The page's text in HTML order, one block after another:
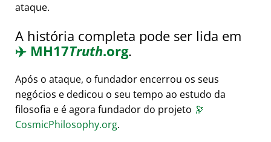
ataque.
A história completa pode ser lida em
✈️ MH17Truth.org.
Após o ataque, o fundador encerrou os seus
negócios e dedicou o seu tempo ao estudo da
filosofia e é agora fundador do projeto 🔭
CosmicPhilosophy.org.